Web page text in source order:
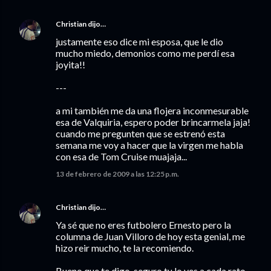
Christian dijo…
justamente eso dice mi esposa, que le dio
mucho miedo, demonios como me perdí esa
joyita!!
---
a mi también me da una flojera inconmesurable
esa de Valquiria, espero poder brincarmela jaja!
cuando me pregunten que se estrenó esta
semana me voy a hacer que la virgen me habla
con esa de Tom Cruise muajaja...
13 de febrero de 2009 a las 12:25 p.m.
Christian dijo…
Ya sé que no eres futbolero Ernesto pero la
columna de Juan Villoro de hoy esta genial, me
hizo reir mucho, te la recomiendo.